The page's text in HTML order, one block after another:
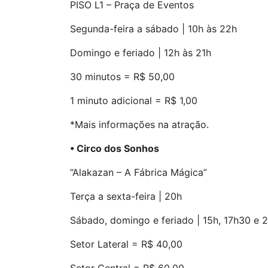
PISO L1 – Praça de Eventos
Segunda-feira a sábado | 10h às 22h
Domingo e feriado | 12h às 21h
30 minutos = R$ 50,00
1 minuto adicional = R$ 1,00
*Mais informações na atração.
• Circo dos Sonhos
“Alakazan – A Fábrica Mágica”
Terça a sexta-feira | 20h
Sábado, domingo e feriado | 15h, 17h30 e
Setor Lateral = R$ 40,00